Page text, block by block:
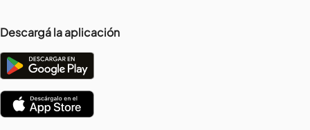
Descargá la aplicación